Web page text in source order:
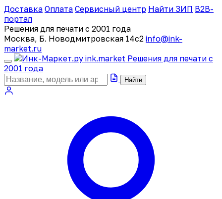
Доставка Оплата Сервисный центр Найти ЗИП B2B-
портал
Решения для печати с 2001 года
Москва, Б. Новодмитровская 14с2 info@ink-
market.ru
ink.market Решения для печати с
2001 года
Найти